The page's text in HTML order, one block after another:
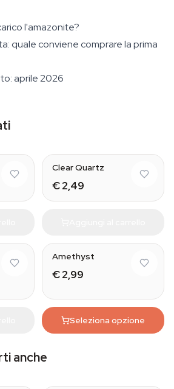
l'amazonite?
quale conviene comprare la prima
aprile 2026
Clear Quartz
€ 2,49
Amethyst
€ 2,99
Seleziona opzione
anche